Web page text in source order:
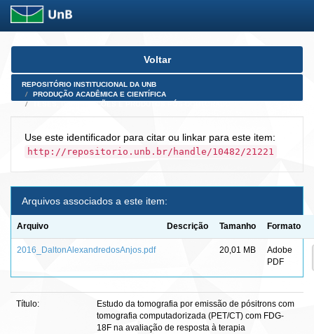
Skip
Voltar
REPOSITÓRIO INSTITUCIONAL DA UNB
PRODUÇÃO ACADÊMICA E CIENTÍFICA
Use este identificador para citar ou linkar para este item:
http://repositorio.unb.br/handle/10482/21221
Arquivos associados a este item:
Arquivo Descrição Tamanho Formato
2016_DaltonAlexandredosAnjos.pdf 20,01 MB
Adobe
PDF
Título:
Estudo da tomografia por emissão de pósitrons com
tomografia computadorizada (PET/CT) com FDG-
18F na avaliação de resposta à terapia